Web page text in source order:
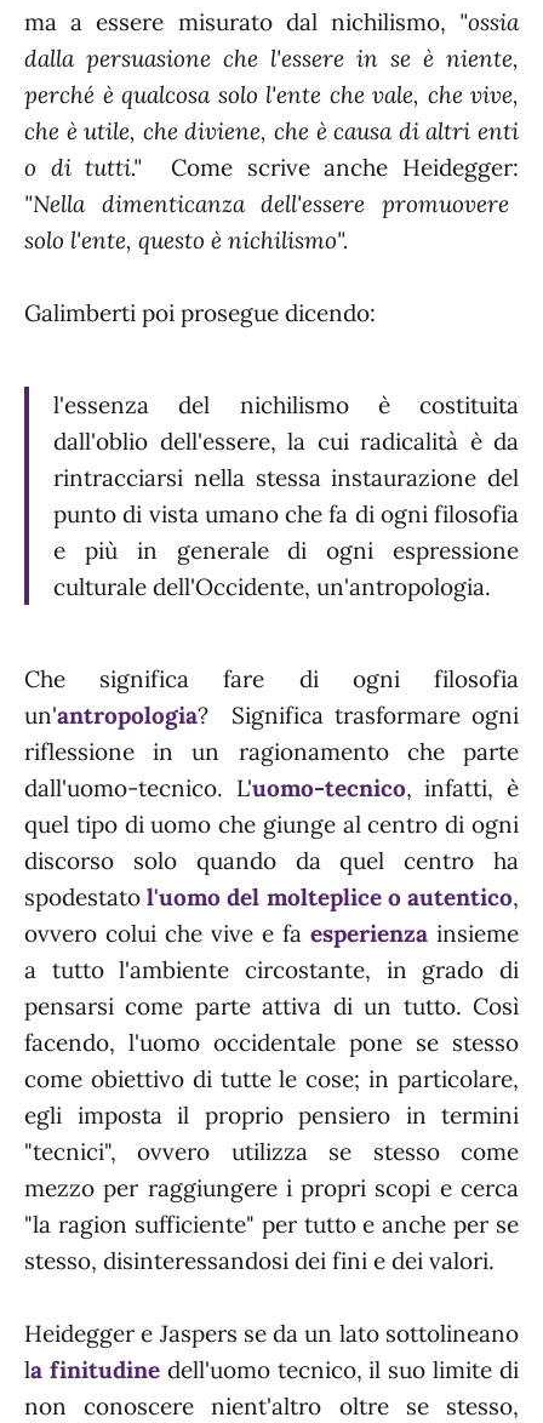
ma a essere misurato dal nichilismo, "ossia
dalla persuasione che l'essere in se è niente,
perché è qualcosa solo l'ente che vale, che vive,
che è utile, che diviene, che è causa di altri enti
o di tutti." Come scrive anche Heidegger:
"Nella dimenticanza dell'essere promuovere
solo l'ente, questo è nichilismo".
Galimberti poi prosegue dicendo:
l'essenza del nichilismo è costituita
dall'oblio dell'essere, la cui radicalità è da
rintracciarsi nella stessa instaurazione del
punto di vista umano che fa di ogni filosofia
e più in generale di ogni espressione
culturale dell'Occidente, un'antropologia.
Che significa fare di ogni filosofia
un'antropologia? Significa trasformare ogni
riflessione in un ragionamento che parte
dall'uomo-tecnico. L'uomo-tecnico, infatti, è
quel tipo di uomo che giunge al centro di ogni
discorso solo quando da quel centro ha
spodestatol'uomo del molteplice o autentico,
ovvero colui che vive e fa esperienza insieme
a tutto l'ambiente circostante, in grado di
pensarsi come parte attiva di un tutto. Così
facendo, l'uomo occidentale pone se stesso
come obiettivo di tutte le cose; in particolare,
egli imposta il proprio pensiero in termini
"tecnici", ovvero utilizza se stesso come
mezzo per raggiungere i propri scopi e cerca
"la ragion sufficiente" per tutto e anche per se
stesso, disinteressandosi dei fini e dei valori.
Heidegger e Jaspers se da un lato sottolineano
la finitudinedell'uomo tecnico, il suo limite di
non conoscere nient'altro oltre se stesso,